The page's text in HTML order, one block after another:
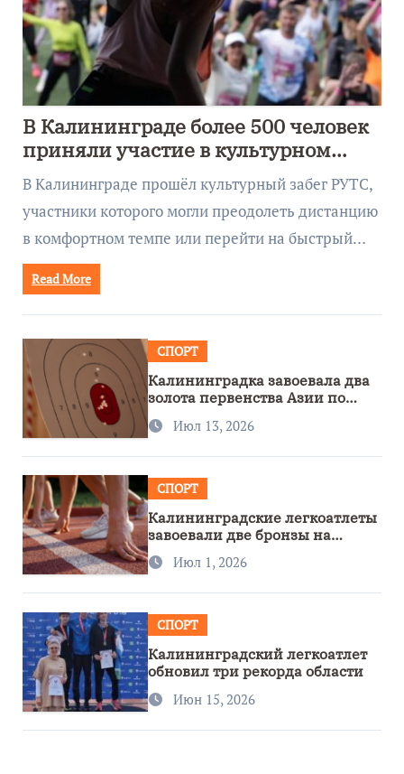
В Калининграде более 500 человек
приняли участие в культурном
забеге
В Калининграде прошёл культурный забег РУТС,
участники которого могли преодолеть дистанцию
в комфортном темпе или перейти на быстрый…
Read More
СПОРТ
Калининградка завоевала два
золота первенства Азии по
метанию ножа
Июл 13, 2026
СПОРТ
Калининградские легкоатлеты
завоевали две бронзы на
первенстве России
Июл 1, 2026
СПОРТ
Калининградский легкоатлет
обновил три рекорда области
Июн 15, 2026